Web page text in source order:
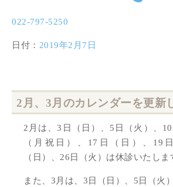
022-797-5250
日付： 2019年2月7日
2月、3月のカレンダーを更新
2月は、3日（日）、5日（火）、
（月祝日）、17日（日）、19
（日）、26日（火）は休診いたしま
また、3月は、3日（日）、5日（火